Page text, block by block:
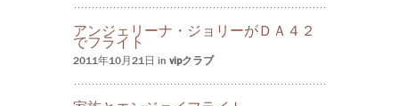
アンジェリーナ・ジョリーがＤＡ４２
でフライト
2011年10月21日 in vipクラブ